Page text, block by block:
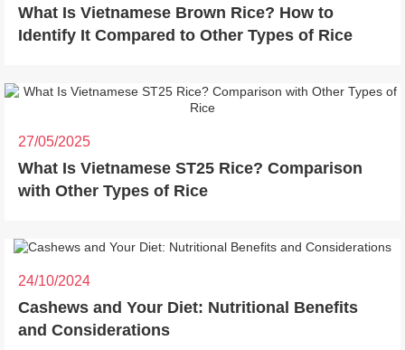
What Is Vietnamese Brown Rice? How to
Identify It Compared to Other Types of Rice
27/05/2025
What Is Vietnamese ST25 Rice? Comparison
with Other Types of Rice
24/10/2024
Cashews and Your Diet: Nutritional Benefits
and Considerations